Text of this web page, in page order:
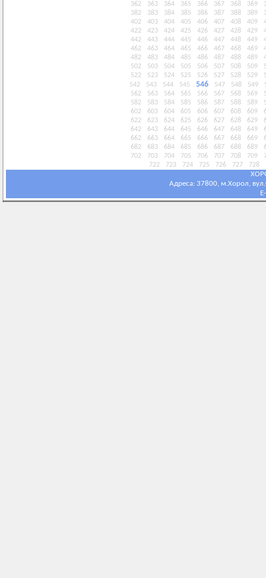
362
363 364 365 366 367 368 369
382
383 384 385 386 387 388 389
402
403 404 405 406 407 408 409
422
423 424 425 426 427 428 429
442
443 444 445 446 447 448 449
462
463 464 465 466 467 468 469
482
483 484 485 486 487 488 489
502
503 504 505 506 507 508 509
522
523 524 525 526 527 528 529
542
543 544 545 546 547 548 549
562
563 564 565 566 567 568 569
582
583 584 585 586 587 588 589
602
603 604 605 606 607 608 609
622
623 624 625 626 627 628 629
642
643 644 645 646 647 648 649
662
663 664 665 666 667 668 669
682
683 684 685 686 687 688 689
702
703 704 705 706 707 708 709
722
723 724 725 726 727 728
Адреса: 37800, м.Хорол,